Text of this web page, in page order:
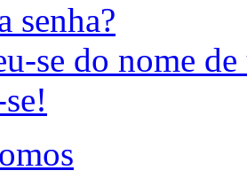
senha?
se do nome